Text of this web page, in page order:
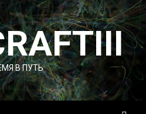
В ПУТЬ